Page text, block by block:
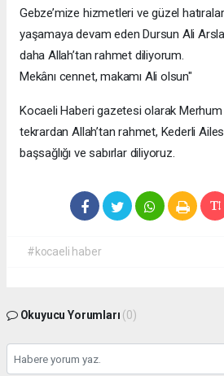
Gebze’mize hizmetleri ve güzel
yaşamaya devam eden Dursun Ali
daha Allah’tan rahmet diliyorum.
Mekânı cennet, makamı Ali olsun"
Kocaeli Haberi gazetesi olarak
tekrardan Allah’tan rahmet, Kederli
başsağlığı ve sabırlar diliyoruz.
#kocaeli haber
Okuyucu Yorumları (0)